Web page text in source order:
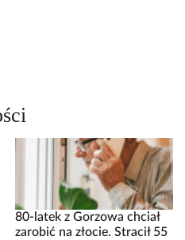
80-latek z Gorzowa chciał
zarobić na złocie. Stracił 55